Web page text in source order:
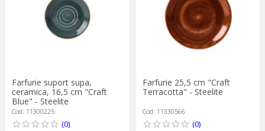
Farfurie suport supa,
ceramica, 16,5 cm "Craft
Blue" - Steelite
Cod: 11300225
(0)
Farfurie 25,5 cm "Craft
Terracotta" - Steelite
Cod: 11330566
(0)